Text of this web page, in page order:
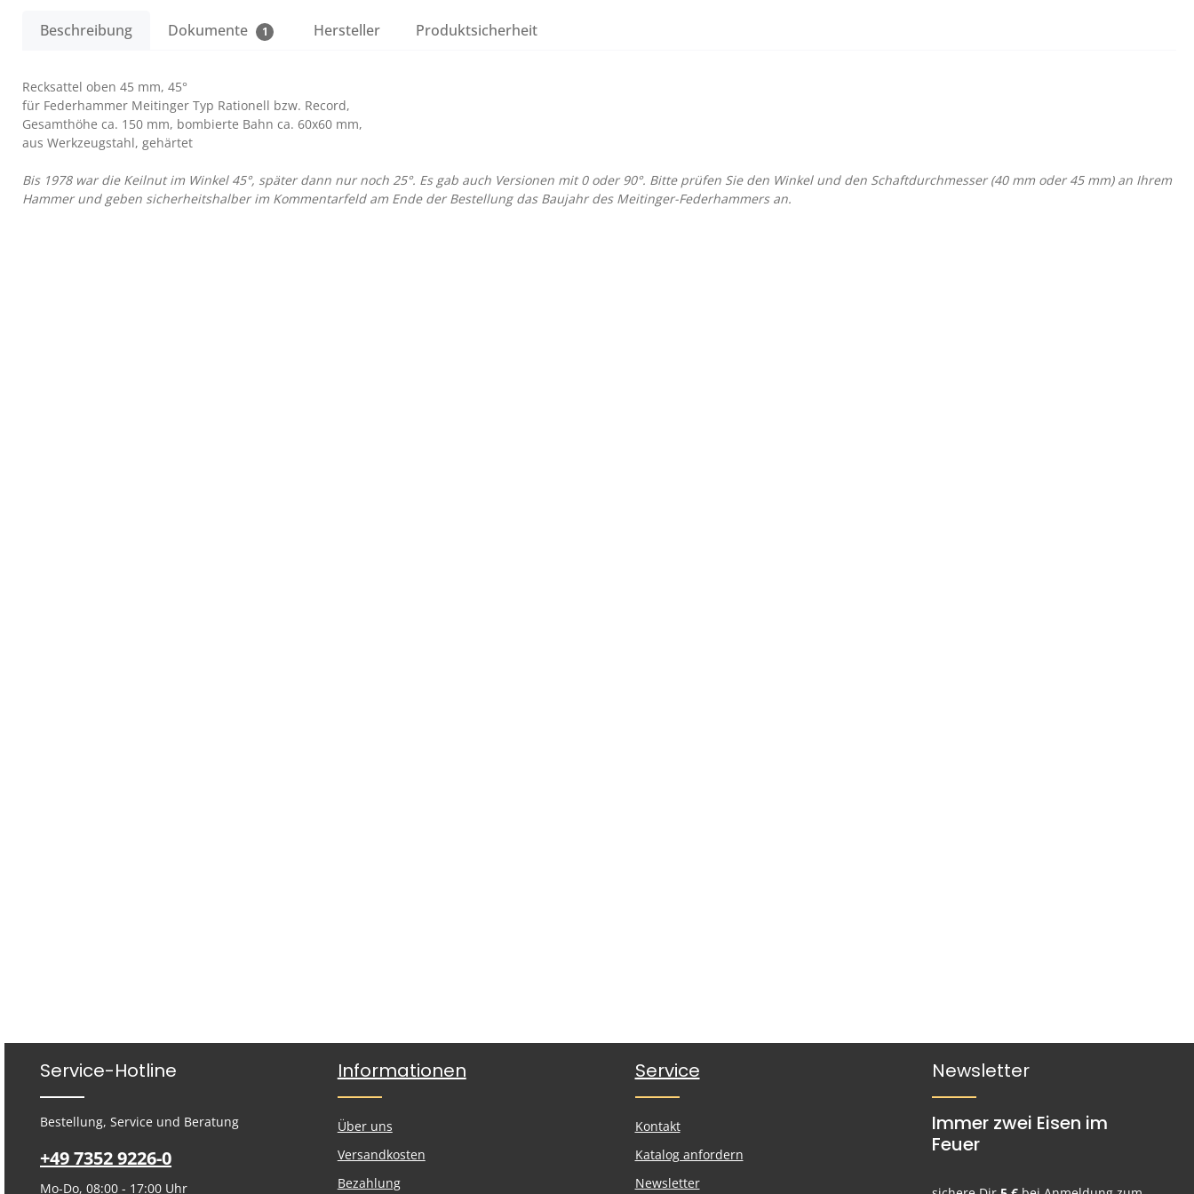
Beschreibung Dokumente 1 Hersteller Produktsicherheit
Recksattel oben 45 mm, 45°
für Federhammer Meitinger Typ Rationell bzw. Record,
Gesamthöhe ca. 150 mm, bombierte Bahn ca. 60x60 mm,
aus Werkzeugstahl, gehärtet
Bis 1978 war die Keilnut im Winkel 45°, später dann nur noch 25°. Es gab auch Versionen mit 0 oder 90°. Bitte prüfen Sie den Winkel und den Schaftdurchmesser (40 mm oder 45 mm) an Ihrem
Hammer und geben sicherheitshalber im Kommentarfeld am Ende der Bestellung das Baujahr des Meitinger-Federhammers an.
Service-Hotline
Bestellung, Service und Beratung
+49 7352 9226-0
Mo-Do, 08:00 - 17:00 Uhr
Informationen
Über uns
Versandkosten
Bezahlung
Service
Kontakt
Katalog anfordern
Newsletter
Newsletter
Immer zwei Eisen im
Feuer